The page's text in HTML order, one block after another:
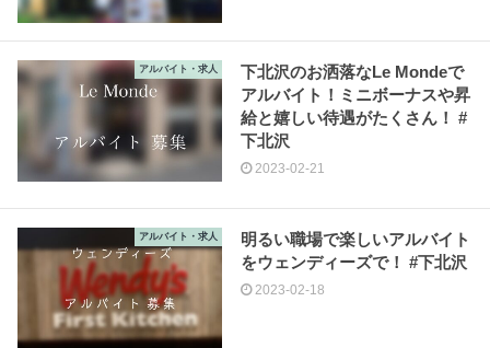
アルバイト・求人
下北沢のお洒落なLe Mondeで
アルバイト！ミニボーナスや昇
給と嬉しい待遇がたくさん！ #
下北沢
2023-02-21
アルバイト・求人
明るい職場で楽しいアルバイト
をウェンディーズで！ #下北沢
2023-02-18